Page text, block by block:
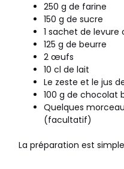
250 g de farine
150 g de sucre
1 sachet de levure
125 g de beurre
2 œufs
10 cl de lait
Le zeste et le jus
100 g de chocolat
Quelques
(facultatif)
La préparation est